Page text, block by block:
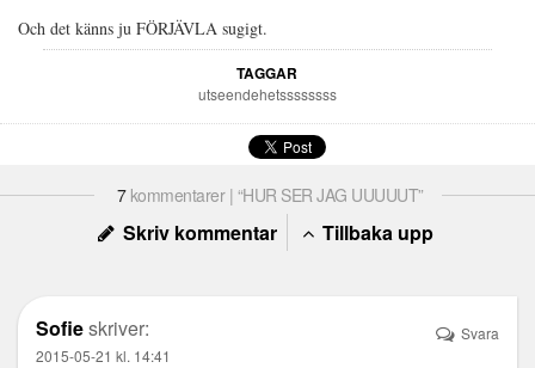
Och det känns ju FÖRJÄVLA sugigt.
TAGGAR
utseendehetssssssss
7kommentarer | “HUR SER JAG UUUUUT”
Skriv kommentar Tillbaka upp
Sofieskriver:
2015-05-21 kl. 14:41
Svara